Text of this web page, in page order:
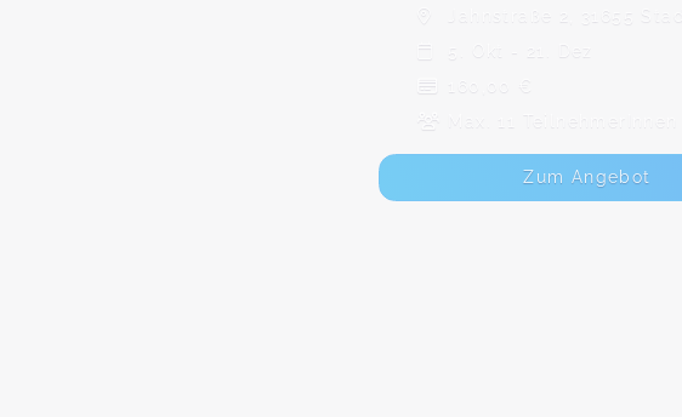
Jahnstraße 2, 31655
5. Okt - 21. Dez
160,00 €
Max. 11 TeilnehmerInnen
Zum Angebot